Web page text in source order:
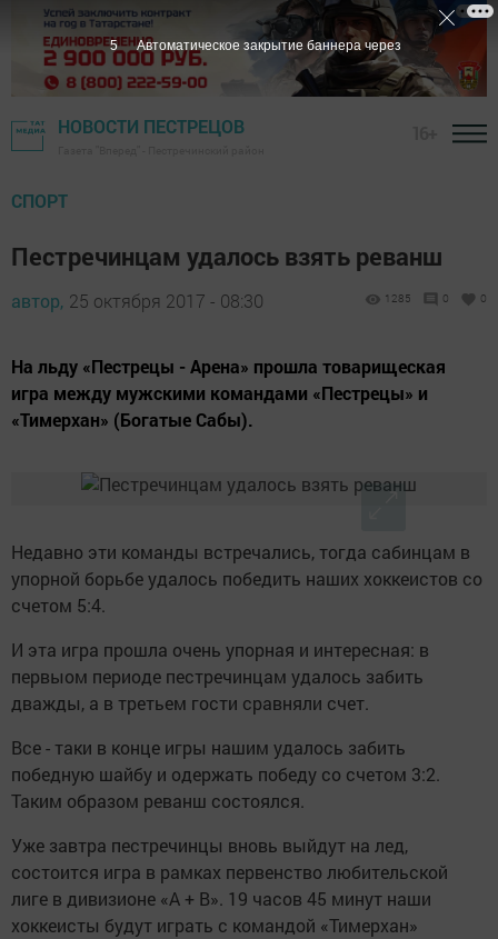
НОВОСТИ ПЕСТРЕЦОВ
СПОРТ
Пестречинцам удалось взять реванш
автор, 25 октября 2017 - 08:30 1285 0 0
На льду «Пестрецы - Арена» прошла товарищеская
игра между мужскими командами «Пестрецы» и
«Тимерхан» (Богатые Сабы).
Недавно эти команды встречались, тогда сабинцам в
упорной борьбе удалось победить наших хоккеистов со
счетом 5:4.
И эта игра прошла очень упорная и интересная: в
первыом периоде пестречинцам удалось забить
дважды, а в третьем гости сравняли счет.
Все - таки в конце игры нашим удалось забить
победную шайбу и одержать победу со счетом 3:2.
Таким образом реванш состоялся.
Уже завтра пестречинцы вновь выйдут на лед,
состоится игра в рамках первенство любительской
лиге в дивизионе «А + В». 19 часов 45 минут наши
хоккеисты будут играть с командой «Тимерхан»
4 Автоматическое закрытие баннера через